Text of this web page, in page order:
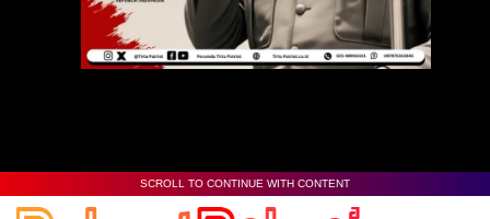
SCROLL TO CONTINUE WITH CONTENT